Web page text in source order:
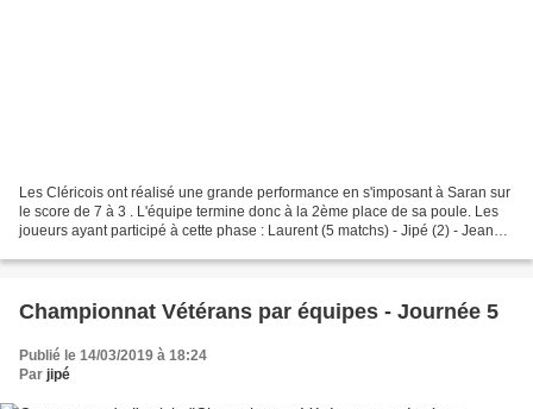
Les Cléricois ont réalisé une grande performance en s'imposant à Saran sur
le score de 7 à 3 . L'équipe termine donc à la 2ème place de sa poule. Les
joueurs ayant participé à cette phase : Laurent (5 matchs) - Jipé (2) - Jean
Championnat Vétérans par équipes - Journée 5
Publié le 14/03/2019 à 18:24
Par jipé